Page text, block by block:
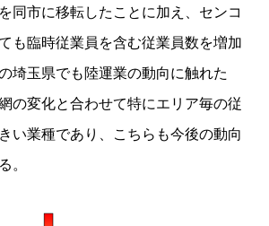
同市に移転したことに加え、センコ
も臨時従業員を含む従業員数を増加
埼玉県でも陸運業の動向に触れた
の変化と合わせて特にエリア毎の従
い業種であり、こちらも今後の動向
。